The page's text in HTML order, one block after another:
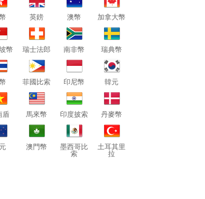
英鎊 澳幣 加拿大幣
幣 瑞士法郎 南非幣 瑞典幣
菲國比索 印尼幣 韓元
盾 馬來幣 印度披索 丹麥幣
澳門幣
墨西哥比
索
土耳其里
拉